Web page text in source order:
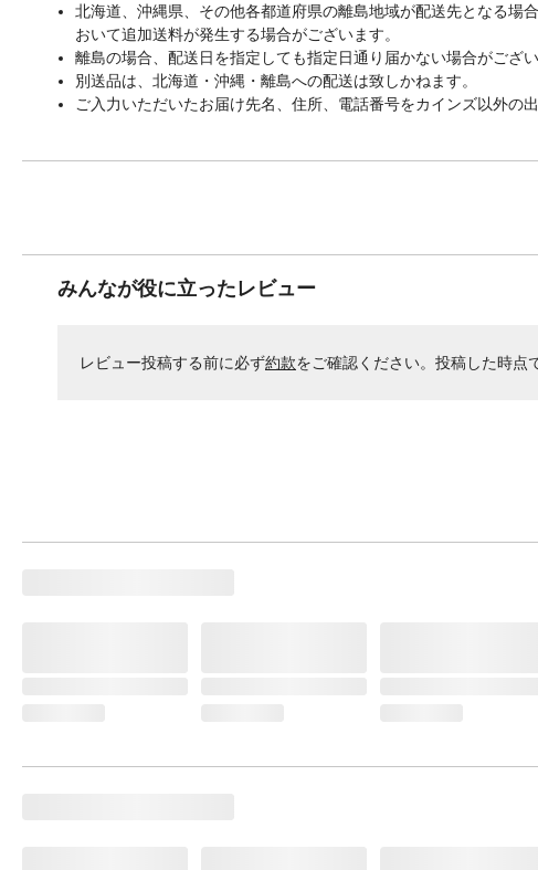
北海道、沖縄県、その他各都道府県の離島地域が配送先となる場
おいて追加送料が発生する場合がございます。
離島の場合、配送日を指定しても指定日通り届かない場合がござい
別送品は、北海道・沖縄・離島への配送は致しかねます。
ご入力いただいたお届け先名、住所、電話番号をカインズ以外の
みんなが役に立ったレビュー
レビュー投稿する前に必ず約款をご確認ください。投稿した時点